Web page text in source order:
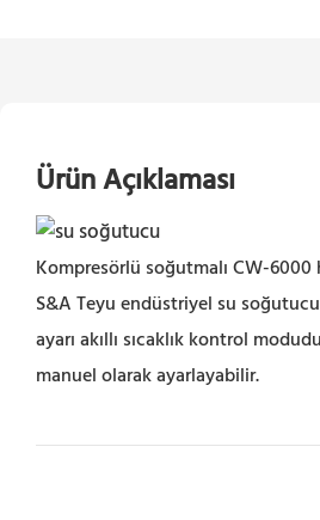
Ürün Açıklaması
Kompresörlü soğutmalı CW-
S&A Teyu endüstriyel su
ayarı akıllı sıcaklık kontrol
manuel olarak ayarlayabilir.